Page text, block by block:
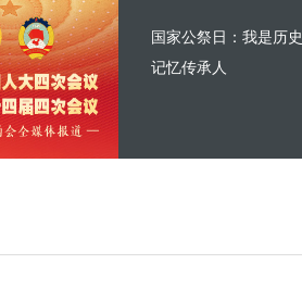
国家公祭日：我是历史
记忆传承人